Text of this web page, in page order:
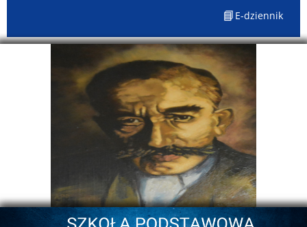
📘 E-dziennik